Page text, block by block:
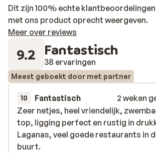
Dit zijn 100% echte
met ons product oprecht weergeven.
Meer over reviews
9.2 Fantastisch
38 ervaringen
Meest geboekt door met partner
10 Fantastisch
2 weken
Zeer netjes, heel vriendelijk,
top, ligging perfect en rustig in
Laganas, veel goede restaurants in
buurt.
Zeer netjes, heel vriendelijk,
top, ligging perfect en rustig in
Laganas, veel goede restaurants in
buurt.